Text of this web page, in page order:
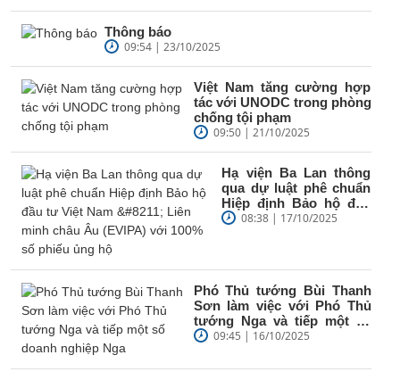
Thông báo
09:54 | 23/10/2025
Việt Nam tăng cường hợp
tác với UNODC trong phòng
chống tội phạm
09:50 | 21/10/2025
Hạ viện Ba Lan thông
qua dự luật phê chuẩn
Hiệp định Bảo hộ đầu
tư Việt Nam – Liên
08:38 | 17/10/2025
Phó Thủ tướng Bùi Thanh
Sơn làm việc với Phó Thủ
tướng Nga và tiếp một số
doanh nghiệp Nga
09:45 | 16/10/2025